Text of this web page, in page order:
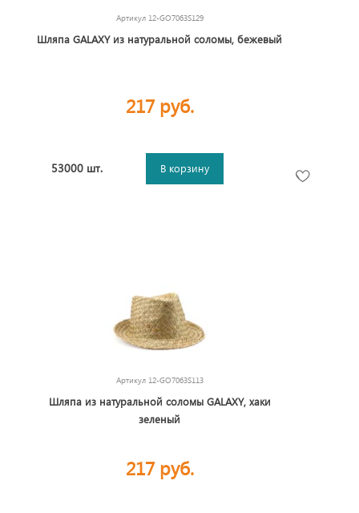
Артикул 12-GO7063S129
Шляпа GALAXY из натуральной соломы, бежевый
217 руб.
53000 шт. В корзину
Артикул 12-GO7063S113
Шляпа из натуральной соломы GALAXY, хаки
зеленый
217 руб.